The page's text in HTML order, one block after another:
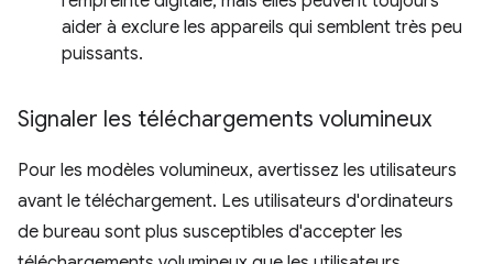
aider à exclure les appareils qui semblent très peu
puissants.
Signaler les téléchargements volumineux
Pour les modèles volumineux, avertissez les utilisateurs
avant le téléchargement. Les utilisateurs d'ordinateurs
de bureau sont plus susceptibles d'accepter les